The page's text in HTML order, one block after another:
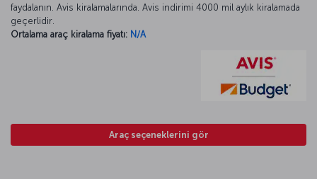
faydalanın. Avis kiralamalarında. Avis indirimi 4000 mil aylık kiralamada
geçerlidir.
Ortalama araç kiralama fiyatı: N/A
Araç seçeneklerini gör